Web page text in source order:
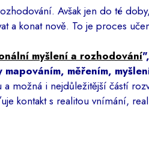
Avšak jen do té
a konat nově. To je proces
myšlení a rozhodování
měřením,
možná i nejdůležitější částí
kontakt s realitou vnímání,